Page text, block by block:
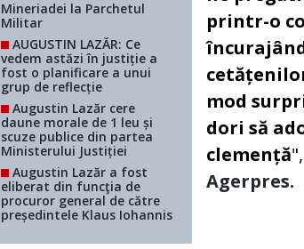
Mineriadei la Parchetul
Militar
AUGUSTIN LAZĂR: Ce
vedem astăzi în justiție a
fost o planificare a unui
grup de reflecție
Augustin Lazăr cere
daune morale de 1 leu și
scuze publice din partea
Ministerului Justiției
Augustin Lazăr a fost
eliberat din funcţia de
procuror general de către
președintele Klaus Iohannis
printr-o
mod
dori să
clemență
Agerpres.